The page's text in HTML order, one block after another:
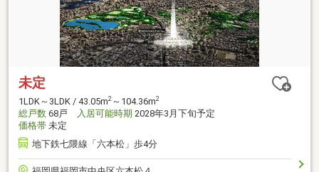
未定
1LDK～3LDK / 43.05m2 ～104.36m2
総戸数 68戸 入居可能時期 2028年3月下旬予定
価格帯 未定
地下鉄七隈線「六本松」歩4分